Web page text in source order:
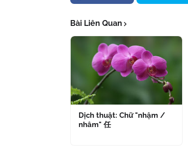
Bài Liên Quan
Dịch thuật: Chữ "nhậm /
nhâm" 任